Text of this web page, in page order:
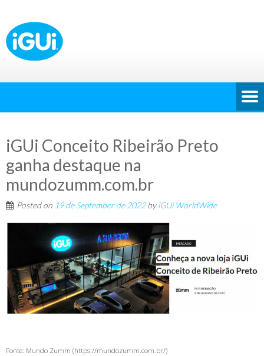
iGUi Conceito Ribeirão Preto
ganha destaque na
mundozumm.com.br
Posted on 19 de September de 2022byiGUi WorldWide
Fonte: Mundo Zumm (https://mundozumm.com.br/)